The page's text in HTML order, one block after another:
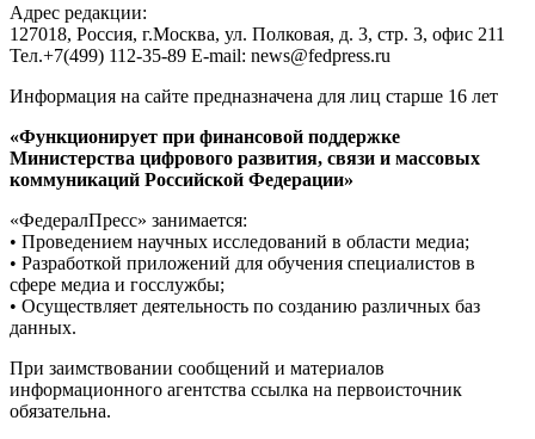
Адрес редакции:
127018, Россия, г.Москва, ул. Полковая, д. 3, стр. 3, офис 211
Тел.+7(499) 112-35-89 E-mail: news@fedpress.ru
Информация на сайте предназначена для лиц старше 16 лет
«Функционирует при финансовой поддержке
Министерства цифрового развития, связи и массовых
коммуникаций Российской Федерации»
«ФедералПресс» занимается:
• Проведением научных исследований в области медиа;
• Разработкой приложений для обучения специалистов в
сфере медиа и госслужбы;
• Осуществляет деятельность по созданию различных баз
данных.
При заимствовании сообщений и материалов
информационного агентства ссылка на первоисточник
обязательна.